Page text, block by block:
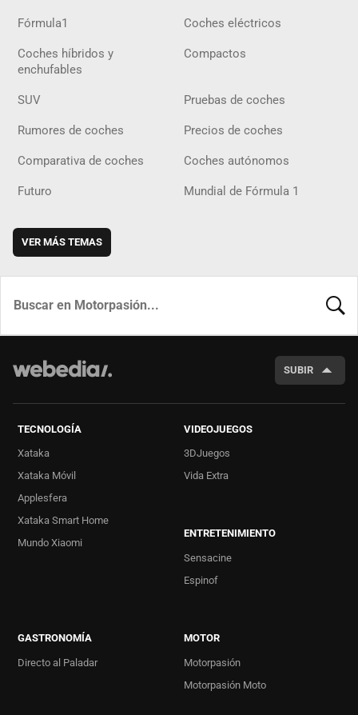
Fórmula1 Coches eléctricos
Coches híbridos y
enchufables
Compactos
SUV Pruebas de coches
Rumores de coches Precios de coches
Comparativa de coches Coches autónomos
Futuro Mundial de Fórmula 1
VER MÁS TEMAS
SUBIR
TECNOLOGÍA
Xataka
Xataka Móvil
Applesfera
Xataka Smart Home
Mundo Xiaomi
VIDEOJUEGOS
3DJuegos
Vida Extra
ENTRETENIMIENTO
Sensacine
Espinof
GASTRONOMÍA
Directo al Paladar
MOTOR
Motorpasión
Motorpasión Moto